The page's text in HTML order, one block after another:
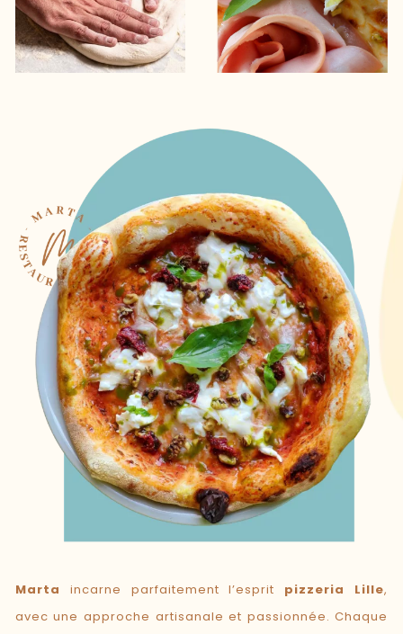
Marta incarne parfaitement l’esprit pizzeria Lille,
avec une approche artisanale et passionnée. Chaque